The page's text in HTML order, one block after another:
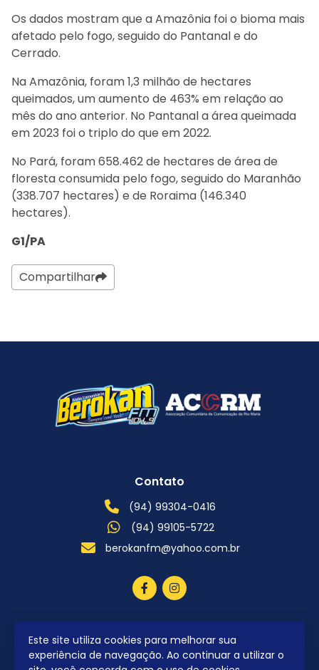
Os dados mostram que a Amazônia foi o bioma mais
afetado pelo fogo, seguido do Pantanal e do
Cerrado.
Na Amazônia, foram 1,3 milhão de hectares
queimados, um aumento de 463% em relação ao
mês do ano anterior. No Pantanal a área queimada
em 2023 foi o triplo do que em 2022.
No Pará, foram 658.462 de hectares de área de
floresta consumida pelo fogo, seguido do Maranhão
(338.707 hectares) e de Roraima (146.340
hectares).
G1/PA
Compartilhar
Este site utiliza cookies para melhorar sua
experiência de navegação. Ao continuar a utilizar o
Contato
(94) 99304-0416
(94) 99105-5722
berokanfm@yahoo.com.br
2026 © Todos os direitos reservados.